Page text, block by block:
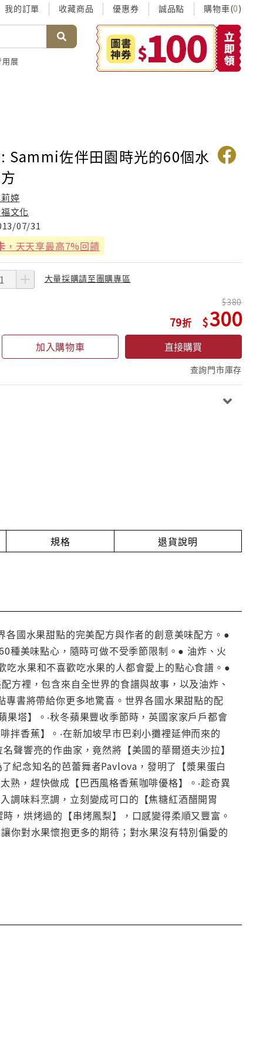
我的訂單 收藏商品 優惠券 誠品點 購物車(0)
用展
Sammi佐伴田園時光的60個水
婷
文化
07/31
，天天享最高7%回饋
大量採購請至團購專區
79
380
300
加入購物車 直接購買
查詢門市庫存
規格 退貨說明
國水果甜點的完美配方與作者的創意美味配方。●
種美味點心，隨時可做不受季節限制。● 油炸、火
水果和不喜歡吃水果的人都會愛上的點心食譜。●
方裡，包含來自全世界的食譜與故事，以及油炸、
將帶給你更多地驚喜。世界各國水果甜點的配
塔】。‧秋冬蘋果豐收季節時，英國家家戶戶都會
拌香蕉】。‧在新加坡早市巴刹小攤裡延伸而來的
聲響亮的作曲家，竟然將【美國的華爾道夫沙拉】
紀念知名的芭蕾舞者Pavlova，發明了【漿果蛋白
熟，趕快做成【巴西風格香蕉咖啡優格】。‧趁奇異
調味料烹調，立刻變成可口的【焦糖紅酒醋開胃
，烘烤過的【串烤鳳梨】，口感變得柔順又豐富。
你對水果懷抱更多的期待；對水果沒有特別偏愛的